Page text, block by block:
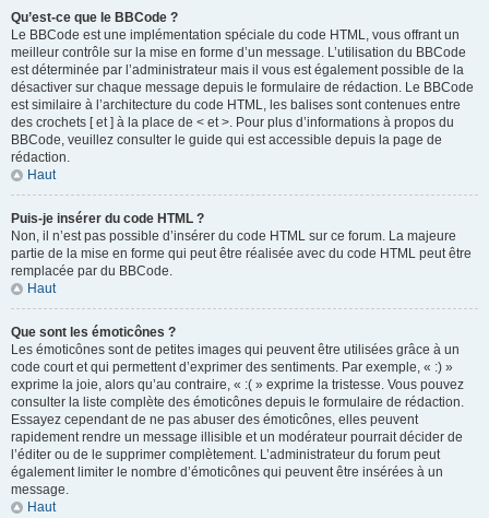
Qu’est-ce que le BBCode ?
Le BBCode est une implémentation spéciale du code HTML, vous offrant un
meilleur contrôle sur la mise en forme d’un message. L’utilisation du BBCode
est déterminée par l’administrateur mais il vous est également possible de la
désactiver sur chaque message depuis le formulaire de rédaction. Le BBCode
est similaire à l’architecture du code HTML, les balises sont contenues entre
des crochets [ et ] à la place de < et >. Pour plus d’informations à propos du
BBCode, veuillez consulter le guide qui est accessible depuis la page de
rédaction.
Haut
Puis-je insérer du code HTML ?
Non, il n’est pas possible d’insérer du code HTML sur ce forum. La majeure
partie de la mise en forme qui peut être réalisée avec du code HTML peut être
remplacée par du BBCode.
Haut
Que sont les émoticônes ?
Les émoticônes sont de petites images qui peuvent être utilisées grâce à un
code court et qui permettent d’exprimer des sentiments. Par exemple, « :) »
exprime la joie, alors qu’au contraire, « :( » exprime la tristesse. Vous pouvez
consulter la liste complète des émoticônes depuis le formulaire de rédaction.
Essayez cependant de ne pas abuser des émoticônes, elles peuvent
rapidement rendre un message illisible et un modérateur pourrait décider de
l’éditer ou de le supprimer complètement. L’administrateur du forum peut
également limiter le nombre d’émoticônes qui peuvent être insérées à un
message.
Haut